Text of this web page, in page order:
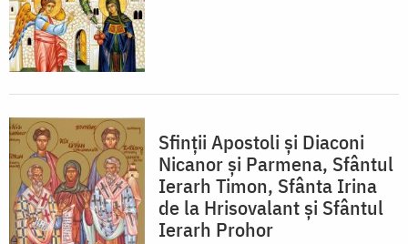
Sfinții Apostoli și Diaconi
Nicanor și Parmena, Sfântul
Ierarh Timon, Sfânta Irina
de la Hrisovalant și Sfântul
Ierarh Prohor